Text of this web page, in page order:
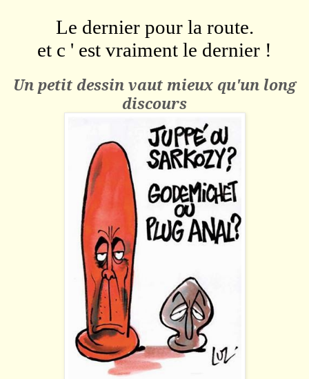
Le dernier pour la route.
et c ' est vraiment le dernier !
Un petit dessin vaut mieux qu'un long
discours